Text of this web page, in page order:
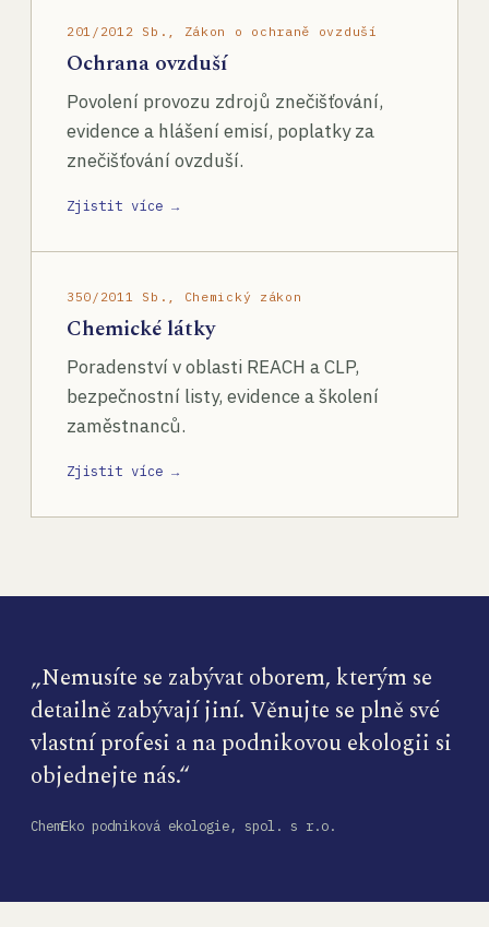
201/2012 Sb., Zákon o ochraně ovzduší
Ochrana ovzduší
Povolení provozu zdrojů znečišťování,
evidence a hlášení emisí, poplatky za
znečišťování ovzduší.
Zjistit více →
350/2011 Sb., Chemický zákon
Chemické látky
Poradenství v oblasti REACH a CLP,
bezpečnostní listy, evidence a školení
zaměstnanců.
Zjistit více →
„Nemusíte se zabývat oborem, kterým se
detailně zabývají jiní. Věnujte se plně své
vlastní profesi a na podnikovou ekologii si
objednejte nás.“
ChemEko podniková ekologie, spol. s r.o.